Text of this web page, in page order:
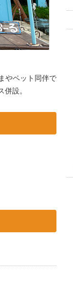
やペット同伴で
設。